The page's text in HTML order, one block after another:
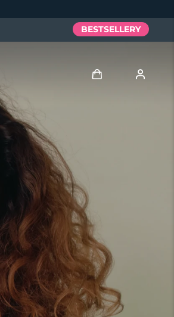
BESTSELLERY
Moje zamówienia
Moje adresy
Moje subskrypcje